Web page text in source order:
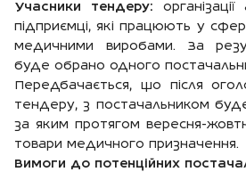
Учасники тендеру:
підприємці, які працюють у сфері
медичними виробами. За
буде обрано одного
Передбачається, що після
тендеру, з постачальником
за яким протягом вересня-
товари медичного призначення.
Вимоги до потенційних